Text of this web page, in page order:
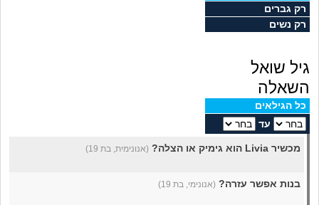
חיות מחמד
רק גברים
רק נשים
גיל שואל
השאלה
כל הגילאים
עד
מכשיר Livia הוא גימיק או הצלה? (אנונימית, בת 19)
בנות אפשר עזרה? (אנונימי, בת 19)